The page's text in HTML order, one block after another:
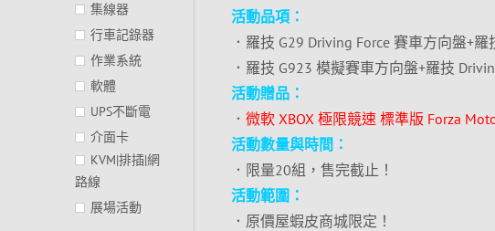
活動品項：
．羅技 G29 Driving Force 賽車方向盤+
．羅技 G923 模擬賽車方向盤+羅技
活動贈品：
． 微軟 XBOX 極限競速 標準版 Forza
活動數量與時間：
．限量20組，售完截止！
活動範圍：
．原價屋蝦皮商城限定！
集線器
行車記錄器
作業系統
軟體
UPS不斷電
介面卡
KVM|排插|網
路線
展場活動